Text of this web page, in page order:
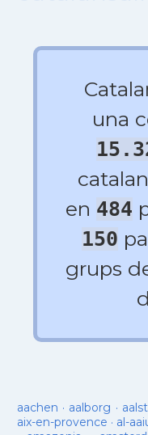
una
en 484
150
grups
aachen · aalborg · aalst
aix-en-provence · al-